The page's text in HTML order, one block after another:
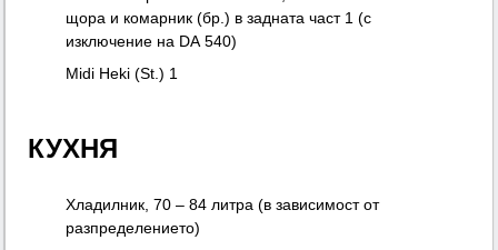
щора и комарник (бр.) в задната част 1 (с
изключение на DA 540)
Midi Heki (St.) 1
КУХНЯ
Хладилник, 70 – 84 литра (в зависимост от
разпределението)